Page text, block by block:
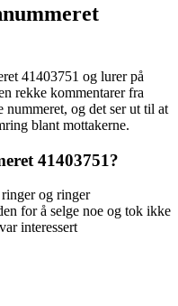
41403751 og lurer på
rekke kommentarer fra
nummeret, og det ser ut til at
blant mottakerne.
41403751?
og ringer
for å selge noe og tok ikke
interessert